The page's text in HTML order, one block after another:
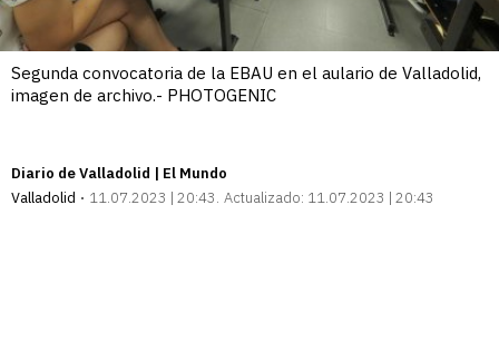
Segunda convocatoria de la EBAU en el aulario de Valladolid,
imagen de archivo.- PHOTOGENIC
Diario de Valladolid | El Mundo
Valladolid
11.07.2023 | 20:43 Actualizado: 11.07.2023 | 20:43